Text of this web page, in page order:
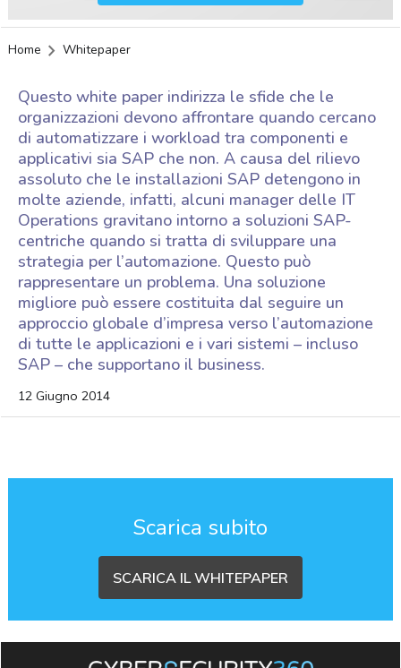
Home Whitepaper
Questo white paper indirizza le sfide che le
organizzazioni devono affrontare quando cercano
di automatizzare i workload tra componenti e
applicativi sia SAP che non. A causa del rilievo
assoluto che le installazioni SAP detengono in
molte aziende, infatti, alcuni manager delle IT
Operations gravitano intorno a soluzioni SAP-
centriche quando si tratta di sviluppare una
strategia per l’automazione. Questo può
rappresentare un problema. Una soluzione
migliore può essere costituita dal seguire un
approccio globale d’impresa verso l’automazione
di tutte le applicazioni e i vari sistemi – incluso
SAP – che supportano il business.
12 Giugno 2014
Scarica subito
SCARICA IL WHITEPAPER